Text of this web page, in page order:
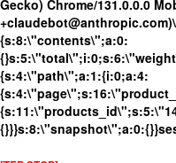
Gecko) Chrome/131.0.0.0
{s:8:\"contents\";a:0:
{s:4:\"path\";a:1:{i:0;a:4: